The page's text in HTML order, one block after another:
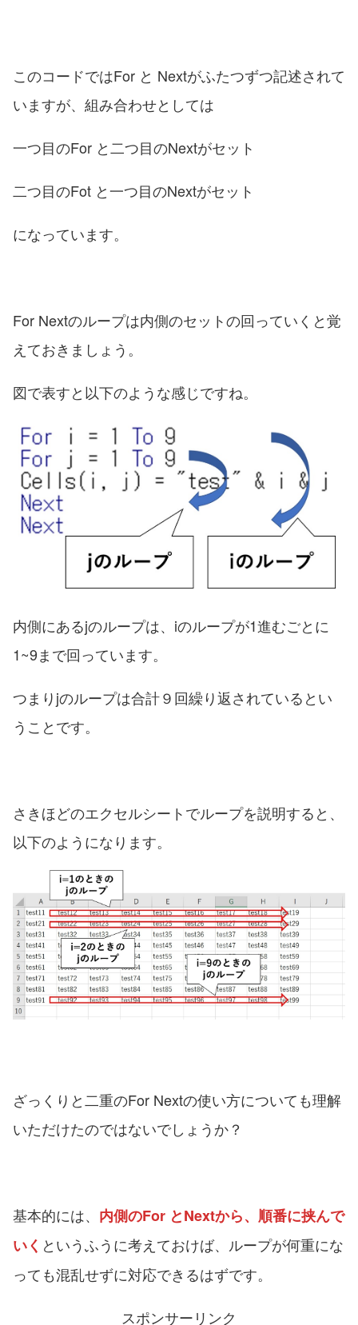
このコードではFor と Nextがふたつずつ記述されて
いますが、組み合わせとしては
一つ目のFor と二つ目のNextがセット
二つ目のFot と一つ目のNextがセット
になっています。
For Nextのループは内側のセットの回っていくと覚
えておきましょう。
図で表すと以下のような感じですね。
内側にあるjのループは、iのループが1進むごとに
1~9まで回っています。
つまりjのループは合計９回繰り返されているとい
うことです。
さきほどのエクセルシートでループを説明すると、
以下のようになります。
ざっくりと二重のFor Nextの使い方についても理解
いただけたのではないでしょうか？
基本的には、 内側のFor とNextから、順番に挟んで
いく というふうに考えておけば、ループが何重にな
っても混乱せずに対応できるはずです。
スポンサーリンク